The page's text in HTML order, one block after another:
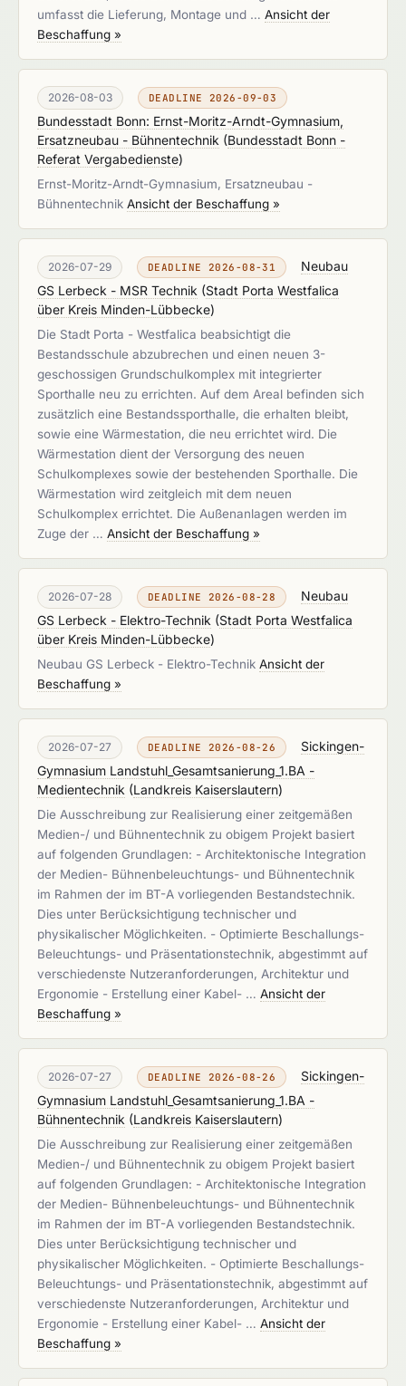
umfasst die Lieferung, Montage und … Ansicht der
Beschaffung »
2026-08-03 DEADLINE 2026-09-03
Bundesstadt Bonn: Ernst-Moritz-Arndt-Gymnasium,
Ersatzneubau - Bühnentechnik (Bundesstadt Bonn -
Referat Vergabedienste)
Ernst-Moritz-Arndt-Gymnasium, Ersatzneubau -
Bühnentechnik Ansicht der Beschaffung »
2026-07-29 DEADLINE 2026-08-31
Neubau
GS Lerbeck - MSR Technik (Stadt Porta Westfalica
über Kreis Minden-Lübbecke)
Die Stadt Porta - Westfalica beabsichtigt die
Bestandsschule abzubrechen und einen neuen 3-
geschossigen Grundschulkomplex mit integrierter
Sporthalle neu zu errichten. Auf dem Areal befinden sich
zusätzlich eine Bestandssporthalle, die erhalten bleibt,
sowie eine Wärmestation, die neu errichtet wird. Die
Wärmestation dient der Versorgung des neuen
Schulkomplexes sowie der bestehenden Sporthalle. Die
Wärmestation wird zeitgleich mit dem neuen
Schulkomplex errichtet. Die Außenanlagen werden im
Zuge der … Ansicht der Beschaffung »
2026-07-28 DEADLINE 2026-08-28
Neubau
GS Lerbeck - Elektro-Technik (Stadt Porta Westfalica
über Kreis Minden-Lübbecke)
Neubau GS Lerbeck - Elektro-Technik Ansicht der
Beschaffung »
2026-07-27 DEADLINE 2026-08-26
Sickingen-
Gymnasium Landstuhl_Gesamtsanierung_1.BA -
Medientechnik (Landkreis Kaiserslautern)
Die Ausschreibung zur Realisierung einer zeitgemäßen
Medien-/ und Bühnentechnik zu obigem Projekt basiert
auf folgenden Grundlagen: - Architektonische Integration
der Medien- Bühnenbeleuchtungs- und Bühnentechnik
im Rahmen der im BT-A vorliegenden Bestandstechnik.
Dies unter Berücksichtigung technischer und
physikalischer Möglichkeiten. - Optimierte Beschallungs-
Beleuchtungs- und Präsentationstechnik, abgestimmt auf
verschiedenste Nutzeranforderungen, Architektur und
Ergonomie - Erstellung einer Kabel- … Ansicht der
Beschaffung »
2026-07-27 DEADLINE 2026-08-26
Sickingen-
Gymnasium Landstuhl_Gesamtsanierung_1.BA -
Bühnentechnik (Landkreis Kaiserslautern)
Die Ausschreibung zur Realisierung einer zeitgemäßen
Medien-/ und Bühnentechnik zu obigem Projekt basiert
auf folgenden Grundlagen: - Architektonische Integration
der Medien- Bühnenbeleuchtungs- und Bühnentechnik
im Rahmen der im BT-A vorliegenden Bestandstechnik.
Dies unter Berücksichtigung technischer und
physikalischer Möglichkeiten. - Optimierte Beschallungs-
Beleuchtungs- und Präsentationstechnik, abgestimmt auf
verschiedenste Nutzeranforderungen, Architektur und
Ergonomie - Erstellung einer Kabel- … Ansicht der
Beschaffung »